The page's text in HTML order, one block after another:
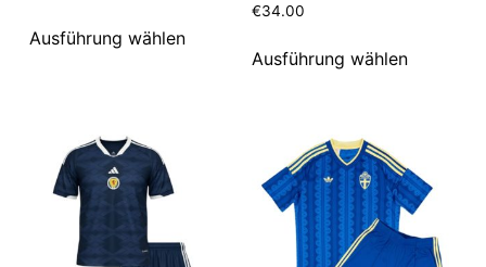
Ausführung wählen
€34.00
Ausführung wählen